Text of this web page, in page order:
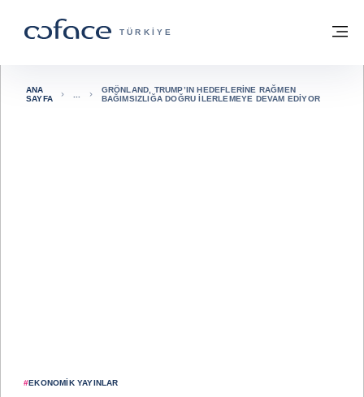
TICARET IÇIN COFACE - GRUP WEB
TÜRKIYE
ana sayfaya geri dön
#EKONOMIK YAYINLAR
ANA
SAYFA
GRÖNLAND, TRUMP’IN HEDEFLERINE RAĞMEN
BAĞIMSIZLIĞA DOĞRU İLERLEMEYE DEVAM EDIYOR